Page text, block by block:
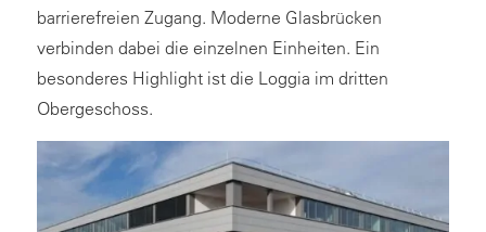
barrierefreien Zugang. Moderne Glasbrücken
verbinden dabei die einzelnen Einheiten. Ein
besonderes Highlight ist die Loggia im dritten
Obergeschoss.